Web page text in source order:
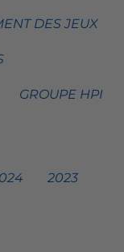
DES JEUX
GROUPE HPI
2023